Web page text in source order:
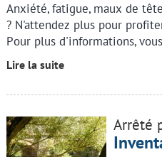
Anxiété, fatigue, maux de
? N'attendez plus pour
Pour plus d'informations,
Lire la suite
Arrêté